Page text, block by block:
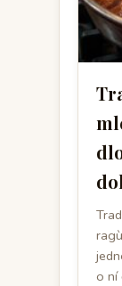
o ní